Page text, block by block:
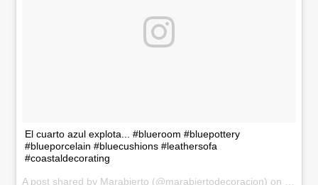
El cuarto azul explota... #blueroom #bluepottery
#blueporcelain #bluecushions #leathersofa
#coastaldecorating